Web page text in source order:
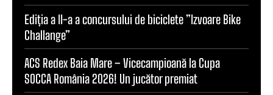
Ediția a II-a a concursului de biciclete ”Izvoare Bike
Challange”
ACS Redex Baia Mare – Vicecampioană la Cupa
SOCCA România 2026! Un jucător premiat